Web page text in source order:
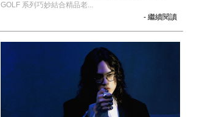
GOLF 系列巧妙結合精品老...
- 繼續閱讀